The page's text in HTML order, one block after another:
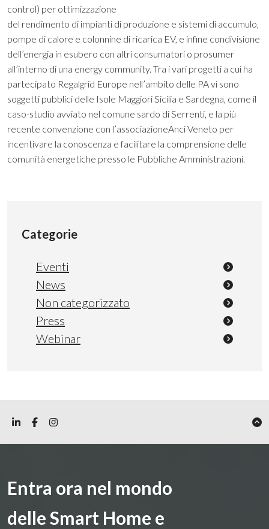
control) per ottimizzazione
del rendimento di impianti di produzione e sistemi di accumulo,
pompe di calore e colonnine di ricarica EV, e infine condivisione
dell’energia in esubero con altri consumatori o prosumer
all’interno di una energy community. Tra i vari progetti a cui ha
partecipato Regalgrid Europe nell’ambito delle PA vi sono
soggetti pubblici delle Isole Maggiori Sicilia e Sardegna, come il
caso-studio avviato nel comune sardo di Serrenti, e la più
recente convenzione con l’associazioneAnci Veneto per
incentivare la conoscenza e facilitare la comprensione delle
comunità energetiche presso le Pubbliche Amministrazioni.
Categorie
Eventi
News
Non categorizzato
Press
Webinar
Entra ora nel mondo
delle Smart Home e